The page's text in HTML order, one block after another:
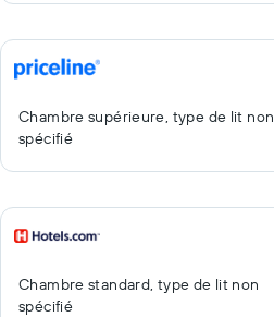
Chambre supérieure, type de lit non
spécifié
Chambre standard, type de lit non
spécifié